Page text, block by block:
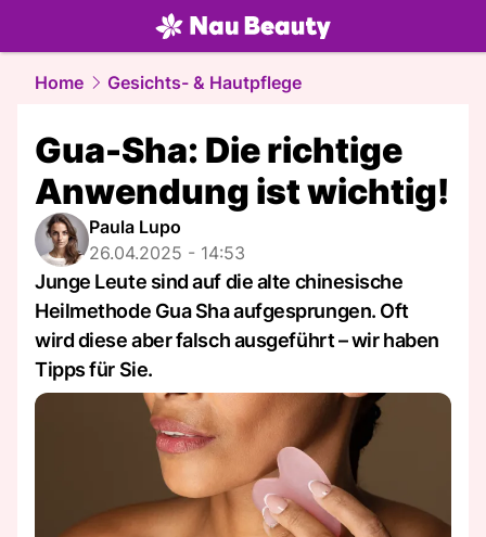
beauty.NAU.ch
Home Gesichts- & Hautpflege
Gua-Sha: Die richtige
Anwendung ist wichtig!
Paula Lupo
26.04.2025 - 14:53
Junge Leute sind auf die alte chinesische
Heilmethode Gua Sha aufgesprungen. Oft
wird diese aber falsch ausgeführt – wir haben
Tipps für Sie.